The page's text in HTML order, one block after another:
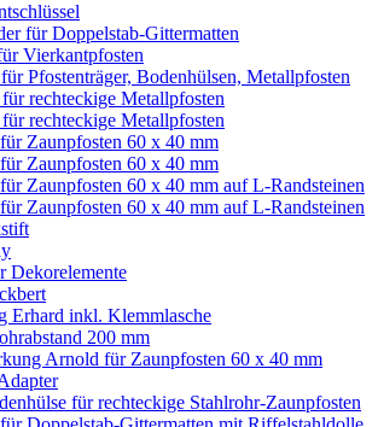
für Doppelstab-Gittermatten
Vierkantpfosten
Pfostenträger, Bodenhülsen, Metallpfosten
rechteckige Metallpfosten
rechteckige Metallpfosten
Zaunpfosten 60 x 40 mm
Zaunpfosten 60 x 40 mm
Zaunpfosten 60 x 40 mm auf L-Randsteinen
Zaunpfosten 60 x 40 mm auf L-Randsteinen
Dekorelemente
Erhard inkl. Klemmlasche
200 mm
Arnold für Zaunpfosten 60 x 40 mm
für rechteckige Stahlrohr-Zaunpfosten